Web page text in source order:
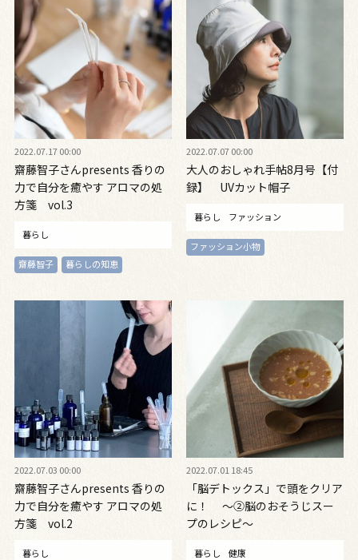
2022.07.17 00:00
齋藤智子さんpresents 香りの
力で自分を癒やす アロマの処
方箋 vol.3
暮らし
齋藤智子 暮らしの知恵
2022.07.07 00:00
大人のおしゃれ手帖8月号【付
録】 UVカット帽子
暮らし ファッション
ファッション小物
2022.07.03 00:00
齋藤智子さんpresents 香りの
力で自分を癒やす アロマの処
方箋 vol.2
暮らし
2022.07.01 18:45
「脳デトックス」で頭をクリア
に！ ～②脳のおそうじスー
プのレシピ～
暮らし 健康